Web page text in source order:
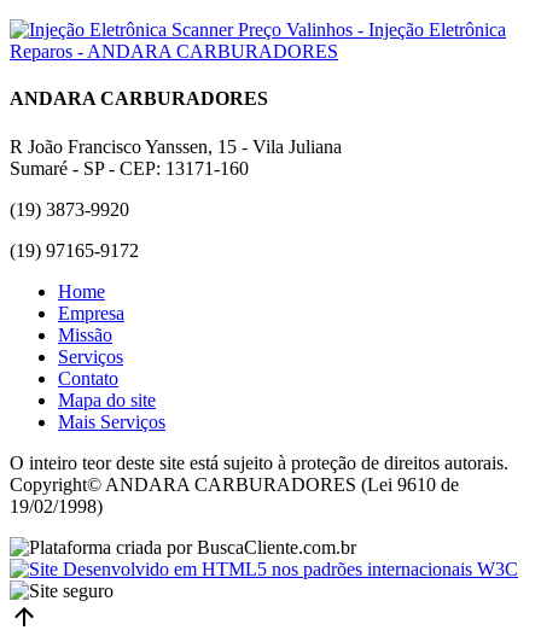
ANDARA CARBURADORES
R João Francisco Yanssen, 15 - Vila Juliana
Sumaré - SP - CEP: 13171-160
(19) 3873-9920
(19) 97165-9172
Home
Empresa
Missão
Serviços
Contato
Mapa do site
Mais Serviços
O inteiro teor deste site está sujeito à proteção de direitos autorais.
Copyright© ANDARA CARBURADORES (Lei 9610 de
19/02/1998)